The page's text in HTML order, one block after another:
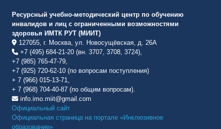
Ресурсный учебно-методический центр по обучению
инвалидов и лиц с ограниченными возможностями
здоровья ИМТК РУТ (МИИТ)
127055, г. Москва, ул. Новосущёвская, д. 26А
+7 (495) 684-21-20 (вн. 3707, 3708, 3724),
+7 (985) 765-47-79,
+7 (925) 720-62-10 (по вопросам поступления)
+ 7 (966) 015-13-71,
+ 7 (968) 704-40-87 (по общим вопросам).
info.imo.miit@gmail.com
Официальный сайт
Официальная страница на портале «Инклюзивное
образование»